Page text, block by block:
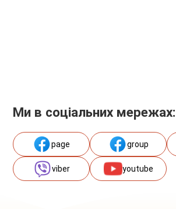
Ми в соціальних мережах:
page group
viber youtube